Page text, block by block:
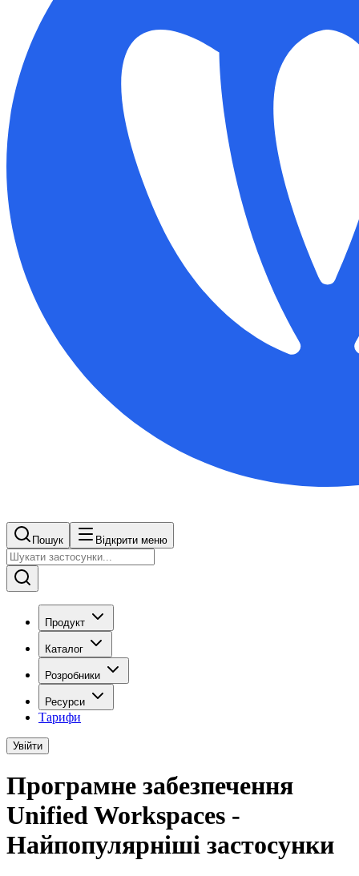
Пошук Відкрити меню
Продукт
Каталог
Розробники
Ресурси
Тарифи
Увійти
Програмне забезпечення
Unified Workspaces -
Найпопулярніші застосунки